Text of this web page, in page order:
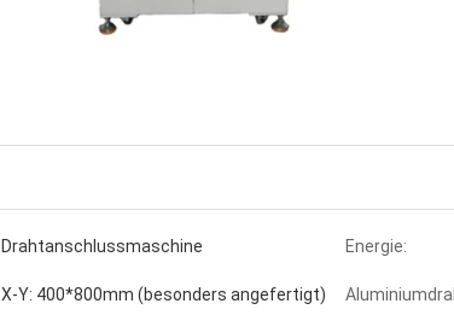
Drahtanschlussmaschine Energie:
X-Y: 400*800mm (besonders angefertigt)